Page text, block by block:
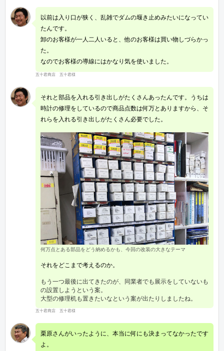
以前は入り口が狭く、乱雑でダムの堰き止めみたいになってい
たんです。
卸のお客様が一人二人いると、他のお客様は買い物しづらかっ
た。
なのでお客様の導線にはかなり気を使いました。
五十君商店 五十君様
それと部品を入れる引き出しがたくさんあったんです。うちは
時計の修理をしているので商品点数は何万とありますから、そ
れらを入れる引き出しがたくさん必要でした。
何万点とある部品をどう納めるかも、今回の改装の大きなテーマ
それをどこまで考えるのか。
もう一つ最後に出てきたのが、同業者でも展示をしていないも
の設置しようという案。
大型の修理机も置きたいなという案が出たりしましたね。
五十君商店 五十君様
栗原さんがいったように、本当に何にも決まってなかったです
よ。